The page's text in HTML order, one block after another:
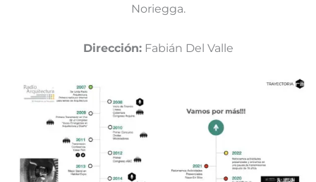
Noriegga.
Dirección:Fabián Del Valle